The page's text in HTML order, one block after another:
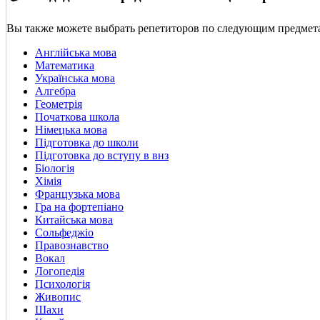
Вы также можете выбрать репетиторов по следующим
Англійська мова
Математика
Українська мова
Алгебра
Геометрія
Початкова школа
Німецька мова
Підготовка до школи
Підготовка до вступу в внз
Біологія
Хімія
Французька мова
Гра на фортепіано
Китайська мова
Сольфеджіо
Правознавство
Вокал
Логопедія
Психологія
Живопис
Шахи